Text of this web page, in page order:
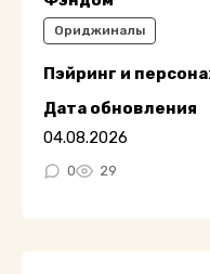
Ориджиналы
Пэйринг и
Дата обновления
04.08.2026
0 29